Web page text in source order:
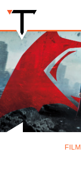
FILM